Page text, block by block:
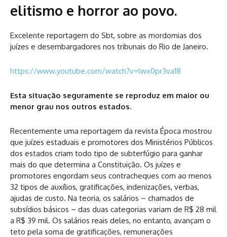
elitismo e horror ao povo.
Excelente reportagem do Sbt, sobre as mordomias dos
juízes e desembargadores nos tribunais do Rio de Janeiro.
https://www.youtube.com/watch?v=lwx0pr3va18
Esta situação seguramente se reproduz em maior ou
menor grau nos outros estados.
Recentemente uma reportagem da revista Época mostrou
que juízes estaduais e promotores dos Ministérios Públicos
dos estados criam todo tipo de subterfúgio para ganhar
mais do que determina a Constituição. Os juízes e
promotores engordam seus contracheques com ao menos
32 tipos de auxílios, gratificações, indenizações, verbas,
ajudas de custo. Na teoria, os salários – chamados de
subsídios básicos – das duas categorias variam de R$ 28 mil
a R$ 39 mil. Os salários reais deles, no entanto, avançam o
teto pela soma de gratificações, remunerações